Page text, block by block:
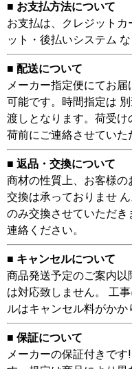
■ お支払方法について
お支払は、クレジット
ット・後払いシステム
■ 配送について
メーカー指定便にてお
可能です。時間指定は
渡しとなります。荷受
荷前にご連絡させていた
■ 返品・交換について
商材の性質上、お客様の
交換は承っておりませ
のみ交換させていただ
連絡ください。
■ キャンセルについて
商品発送予定のご案内
は対応致しません。 工
ルはキャンセル料がかか
■ 保証について
メーカーの保証付きで